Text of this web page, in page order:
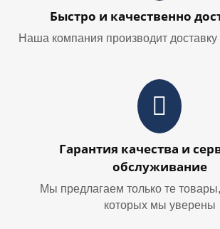
Быстро и качественно
Наша компания производит
Гарантия качества и
обслуживание
Мы предлагаем только те
которых мы уверены